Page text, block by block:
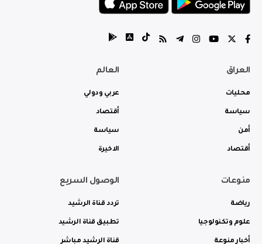
العراق
محليات
سياسة
أمن
أقتصاد
العالم
عربي ودولي
أقتصاد
سياسة
الاخيرة
منوعات
رياضة
علوم وتكنولوجيا
أخبار منوعة
الوصول السريع
تردد قناة الرشيد
تطبيق قناة الرشيد
قناة الرشيد مباشر